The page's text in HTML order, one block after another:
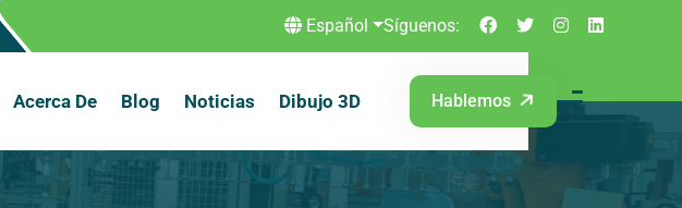
Español Síguenos:
Acerca De Blog Noticias Dibujo 3D Hablemos